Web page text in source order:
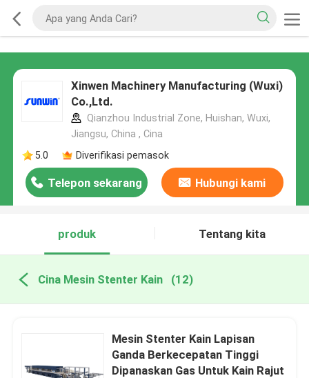
Xinwen Machinery Manufacturing (Wuxi)
Co.,Ltd.
Qianzhou Industrial Zone, Huishan, Wuxi,
Jiangsu, China , Cina
5.0
Diverifikasi pemasok
Telepon sekarang Hubungi kami
produk Tentang kita
Cina Mesin Stenter Kain (12)
Mesin Stenter Kain Lapisan
Ganda Berkecepatan Tinggi
Dipanaskan Gas Untuk Kain Rajut